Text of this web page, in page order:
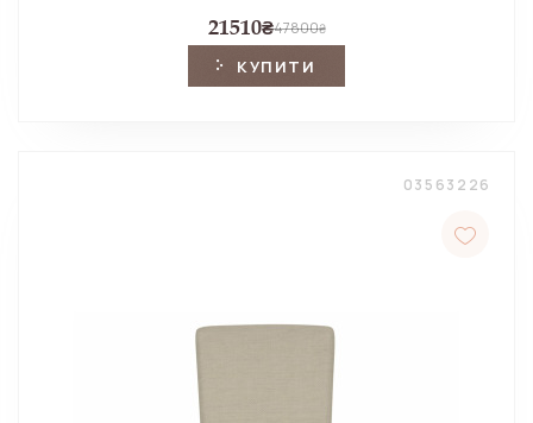
21510₴47800₴
КУПИТИ
03563226